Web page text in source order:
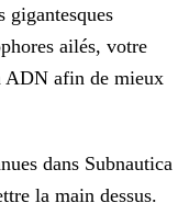
gigantesques
ailés, votre
ADN afin de mieux
dans Subnautica
la main dessus.